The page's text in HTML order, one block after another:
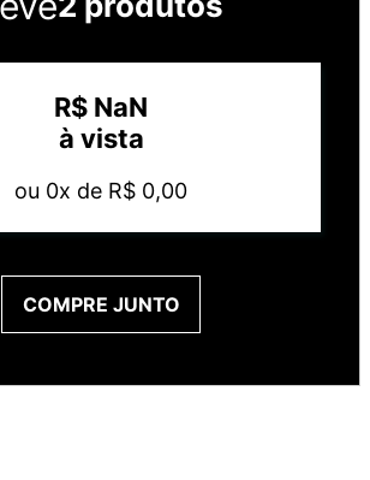
R$ NaN
à vista
ou 0x de R$ 0,00
COMPRE JUNTO